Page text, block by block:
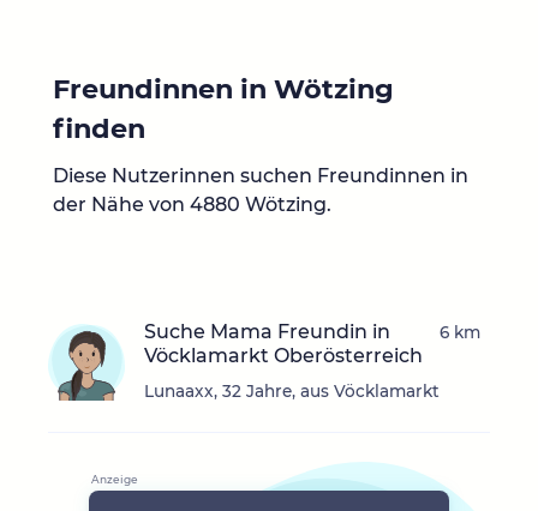
Freundinnen in Wötzing
finden
Diese Nutzerinnen suchen Freundinnen in
der Nähe von 4880 Wötzing.
Suche Mama Freundin in
Vöcklamarkt Oberösterreich
Lunaaxx, 32 Jahre, aus Vöcklamarkt
6 km